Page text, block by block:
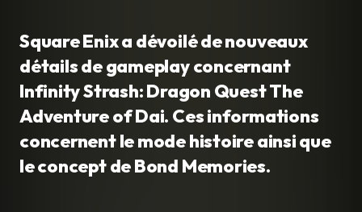
Square Enix a dévoilé de nouveaux
détails de gameplay concernant
Infinity Strash: Dragon Quest The
Adventure of Dai. Ces informations
concernent le mode histoire ainsi que
le concept de Bond Memories.